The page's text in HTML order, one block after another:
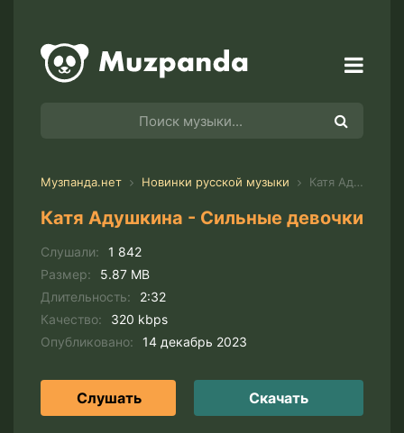
Музпанда.нет Новинки русской музыки Катя Адушкина - Сильные девочки
Катя Адушкина - Сильные девочки
Слушали:
1 842
Размер:
5.87 MB
Длительность:
2:32
Качество:
320 kbps
Опубликовано:
14 декабрь 2023
Слушать Скачать